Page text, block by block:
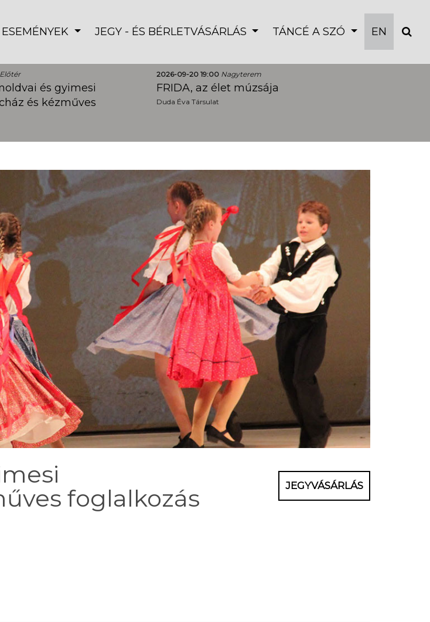
ESEMÉNYEK JEGY - ÉS BÉRLETVÁSÁRLÁS TÁNCÉ A SZÓ EN
Előtér
és gyimesi
és kézműves
2026-09-20 19:00 Nagyterem
FRIDA, az élet múzsája
Duda Éva Társulat
foglalkozás
JEGYVÁSÁRLÁS